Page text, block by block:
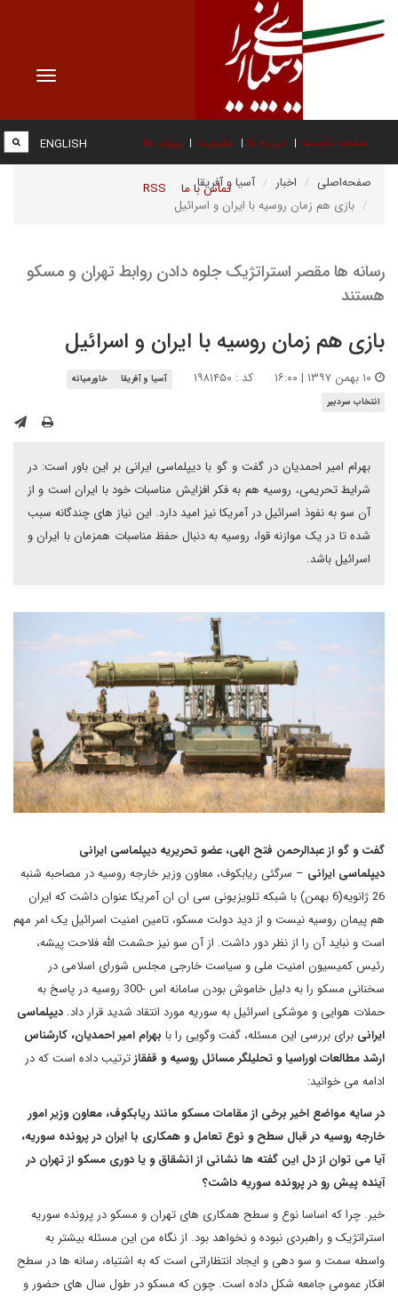
Toggle
صفحه نخست درباره ما عضویت پیوند ها
تماس با ما RSS
ENGLISH
صفحه‌اصلی اخبار
آسیا و آفریقا
بازی هم زمان روسیه با ایران و اسرائیل
رسانه ها مقصر استراتژیک جلوه دادن روابط تهران و مسکو
هستند
بازی هم زمان روسیه با ایران و اسرائیل
کد : ۱۹۸۱۴۵۰ آسیا و آفریقا
خاورمیانه
انتخاب سردبیر
بهرام امیر احمدیان در گفت و گو با دیپلماسی ایرانی بر این باور است: در
شرایط تحریمی، روسیه هم به فکر افزایش مناسبات خود با ایران است و از
آن سو به نفوذ اسرائیل در آمریکا نیز امید دارد. این نیاز های چندگانه سبب
شده تا در یک موازنه قوا، روسیه به دنبال حفظ مناسبات همزمان با ایران و
اسرائیل باشد.
گفت و گو از عبدالرحمن فتح الهی، عضو تحریریه دیپلماسی ایرانی
دیپلماسی ایرانی – سرگئی ریابکوف، معاون وزیر خارجه روسیه در مصاحبه شنبه
26 ژانویه(6 بهمن) با شبکه تلویزیونی سی ان ان آمریکا عنوان داشت که ایران
هم پیمان روسیه نیست و از دید دولت مسکو، تامین امنیت اسرائیل یک امر مهم
است و نباید آن را از نظر دور داشت. از آن سو نیز حشمت الله فلاحت پیشه،
رئیس کمیسیون امنیت ملی و سیاست خارجی مجلس شورای اسلامی در
سخنانی مسکو را به دلیل خاموش بودن سامانه اس -300 روسیه در پاسخ به
حملات هوایی و موشکی اسرائیل به سوریه مورد انتقاد شدید قرار داد. دیپلماسی
ایرانی برای بررسی این مسئله، گفت وگویی را با بهرام امیر احمدیان، کارشناس
ارشد مطالعات اوراسیا و تحلیلگر مسائل روسیه و قفقازترتیب داده است که در
ادامه می خوانید:
در سایه مواضع اخیر برخی از مقامات مسکو مانند ریابکوف، معاون وزیر امور
خارجه روسیه در قبال سطح و نوع تعامل و همکاری با ایران در پرونده سوریه،
آیا می توان از دل این گفته ها نشانی از انشقاق و یا دوری مسکو از تهران در
آینده پیش رو در پرونده سوریه داشت؟
خیر. چرا که اساسا نوع و سطح همکاری های تهران و مسکو در پرونده سوریه
استراتژیک و راهبردی نبوده و نخواهد بود. از نگاه من این مسئله بیشتر به
واسطه سمت و سو دهی و ایجاد انتظاراتی است که به اشتباه، رسانه ها در سطح
افکار عمومی جامعه شکل داده است. چون که مسکو در طول سال های حضور و